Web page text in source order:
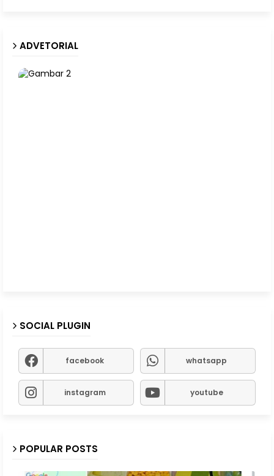
ADVETORIAL
SOCIAL PLUGIN
facebook whatsapp
instagram youtube
POPULAR POSTS